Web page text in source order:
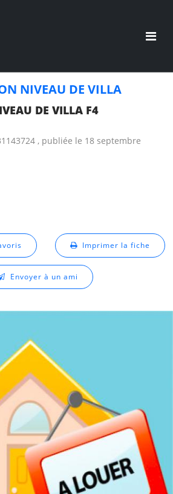
NIVEAU DE VILLA
DE VILLA F4
, publiée le 18 septembre
Imprimer la fiche
Envoyer à un ami